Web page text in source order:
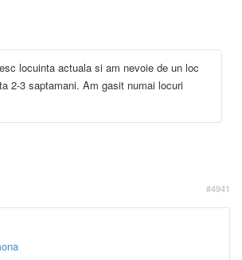
locuinta actuala si am nevoie de un loc
2-3 saptamani. Am gasit numai locuri
#4941